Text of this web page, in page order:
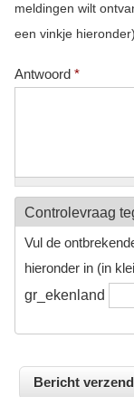
meldingen wilt
een vinkje
Antwoord *
Controlevraag
Vul de
hieronder in (in
gr_ekenland